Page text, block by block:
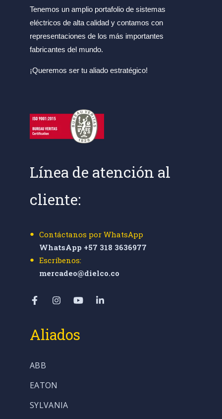
Tenemos un amplio portafolio de sistemas
eléctricos de alta calidad y contamos con
representaciones de los más importantes
fabricantes del mundo.
¡Queremos ser tu aliado estratégico!
Línea de atención al
cliente:
Contáctanos por WhatsApp
WhatsApp +57 318 3636977
Escríbenos:
mercadeo@dielco.co
Aliados
ABB
EATON
SYLVANIA